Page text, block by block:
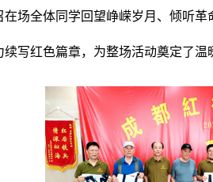
在场全体同学回望峥嵘岁月、倾听
续写红色篇章，为整场活动奠定了温